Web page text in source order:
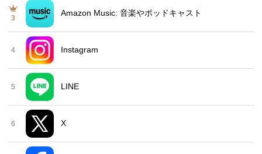
3
Amazon Music: 音楽やポッドキャスト
4 Instagram
5 LINE
6 X